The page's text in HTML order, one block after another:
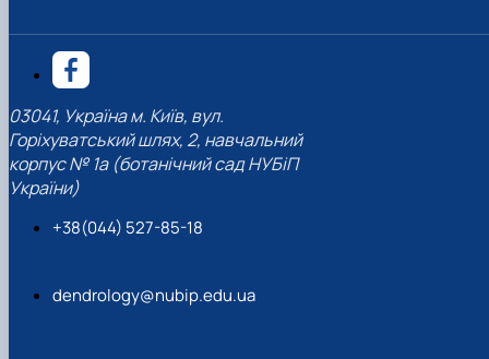
03041, Україна м. Київ, вул.
Горіхуватський шлях, 2, навчальний
корпус № 1а (ботанічний сад НУБіП
України)
+38(044) 527-85-18
dendrology@nubip.edu.ua